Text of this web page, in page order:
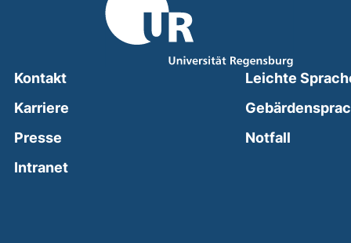
Kontakt
Karriere
Presse
Intranet(external link, opens in a new window)
Leichte
Notfall